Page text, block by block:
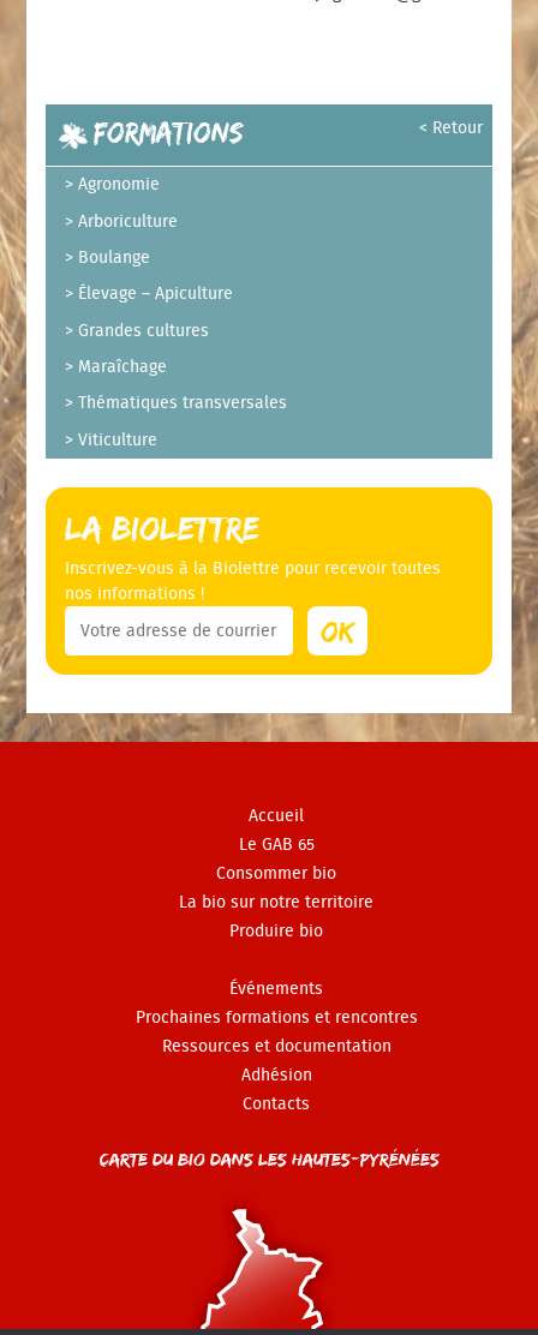
< Retour
Formations
Agronomie
Arboriculture
Boulange
Élevage – Apiculture
Grandes cultures
Maraîchage
Thématiques transversales
Viticulture
La Biolettre
Inscrivez-vous à la Biolettre pour recevoir toutes
nos informations !
Accueil
Le GAB 65
Consommer bio
La bio sur notre territoire
Produire bio
Événements
Prochaines formations et rencontres
Ressources et documentation
Adhésion
Contacts
Carte du Bio dans les Hautes-Pyrénées